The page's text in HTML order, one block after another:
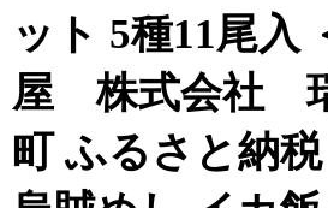
ット 5種11尾入
屋 株式会社
町 ふるさと納